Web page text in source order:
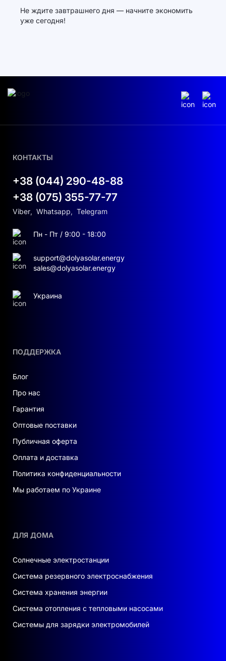
Не ждите завтрашнего дня — начните экономить
уже сегодня!
ПОДДЕРЖКА
Блог
Про нас
Гарантия
Оптовые поставки
Публичная оферта
Оплата и доставка
Политика конфиденциальности
Мы работаем по Украине
ДЛЯ ДОМА
Солнечные электростанции
Система резервного электроснабжения
Система хранения энергии
Система отопления с тепловыми насосами
Системы для зарядки электромобилей
КОНТАКТЫ
+38 (044) 290-48-88
+38 (075) 355-77-77
Viber, Whatsapp, Telegram
Пн - Пт / 9:00 - 18:00
support@dolyasolar.energy
sales@dolyasolar.energy
Украина